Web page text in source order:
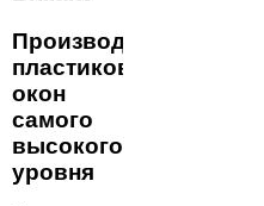
Производство
пластиковых
окон
самого
высокого
уровня